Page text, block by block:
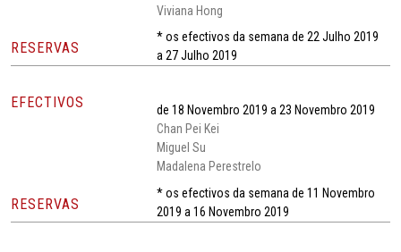
Viviana Hong
RESERVAS
* os efectivos da semana de 22 Julho 2019
a 27 Julho 2019
EFECTIVOS
de 18 Novembro 2019 a 23 Novembro 2019
Chan Pei Kei
Miguel Su
Madalena Perestrelo
RESERVAS
* os efectivos da semana de 11 Novembro
2019 a 16 Novembro 2019